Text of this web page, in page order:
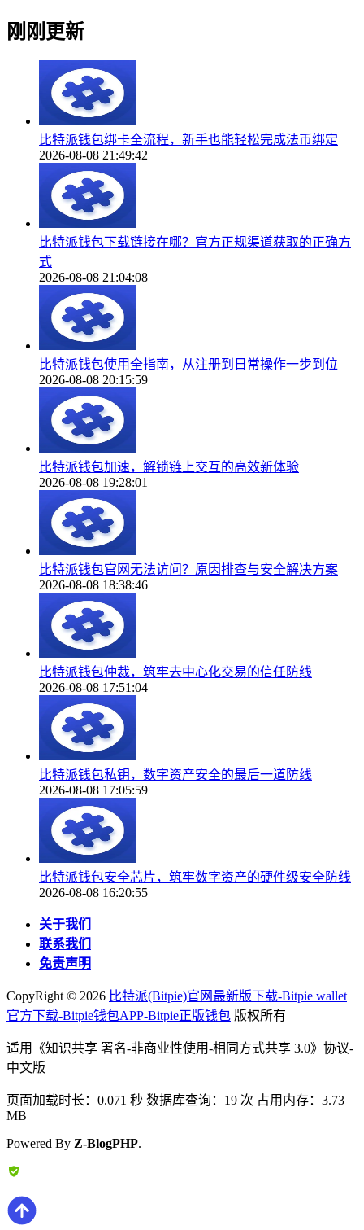
刚刚更新
比特派钱包绑卡全流程，新手也能轻松完成法币绑定
2026-08-08 21:49:42
比特派钱包下载链接在哪？官方正规渠道获取的正确方
式
2026-08-08 21:04:08
比特派钱包使用全指南，从注册到日常操作一步到位
2026-08-08 20:15:59
比特派钱包加速，解锁链上交互的高效新体验
2026-08-08 19:28:01
比特派钱包官网无法访问？原因排查与安全解决方案
2026-08-08 18:38:46
比特派钱包仲裁，筑牢去中心化交易的信任防线
2026-08-08 17:51:04
比特派钱包私钥，数字资产安全的最后一道防线
2026-08-08 17:05:59
比特派钱包安全芯片，筑牢数字资产的硬件级安全防线
2026-08-08 16:20:55
关于我们
联系我们
免责声明
CopyRight © 2026 比特派(Bitpie)官网最新版下载-Bitpie wallet
官方下载-Bitpie钱包APP-Bitpie正版钱包 版权所有
适用《知识共享 署名-非商业性使用-相同方式共享 3.0》协议-
中文版
页面加载时长：0.071 秒 数据库查询：19 次 占用内存：3.73
MB
Powered By Z-BlogPHP.